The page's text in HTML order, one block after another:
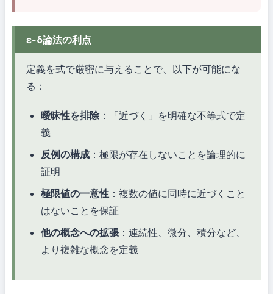
ε-δ論法の利点
定義を式で厳密に与えることで、以下が可能にな
る：
曖昧性を排除 ：「近づく」を明確な不等式で定
義
反例の構成 ：極限が存在しないことを論理的に
証明
極限値の一意性 ：複数の値に同時に近づくこと
はないことを保証
他の概念への拡張：連続性、微分、積分など、
より複雑な概念を定義